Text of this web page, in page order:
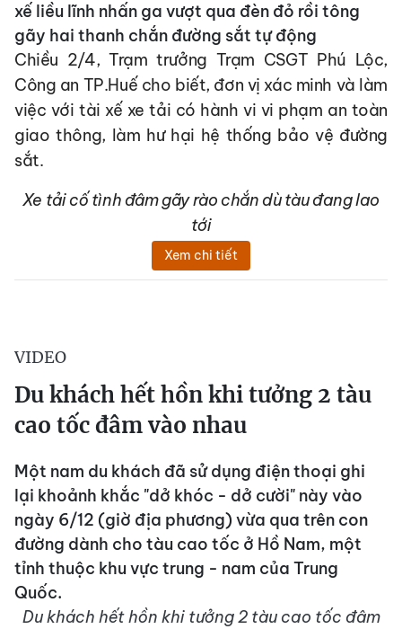
xế liều lĩnh nhấn ga vượt qua đèn đỏ rồi tông
gãy hai thanh chắn đường sắt tự động
Chiều 2/4, Trạm trưởng Trạm CSGT Phú Lộc,
Công an TP.Huế cho biết, đơn vị xác minh và làm
việc với tài xế xe tải có hành vi vi phạm an toàn
giao thông, làm hư hại hệ thống bảo vệ đường
sắt.
Xe tải cố tình đâm gãy rào chắn dù tàu đang lao
tới
Xem chi tiết
VIDEO
Du khách hết hồn khi tưởng 2 tàu
cao tốc đâm vào nhau
Một nam du khách đã sử dụng điện thoại ghi
lại khoảnh khắc "dở khóc - dở cười" này vào
ngày 6/12 (giờ địa phương) vừa qua trên con
đường dành cho tàu cao tốc ở Hồ Nam, một
tỉnh thuộc khu vực trung - nam của Trung
Quốc.
Du khách hết hồn khi tưởng 2 tàu cao tốc đâm